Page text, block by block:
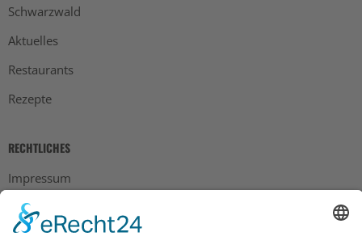
Schwarzwald
Aktuelles
Restaurants
Rezepte
RECHTLICHES
Impressum
Datenschutz
AGB